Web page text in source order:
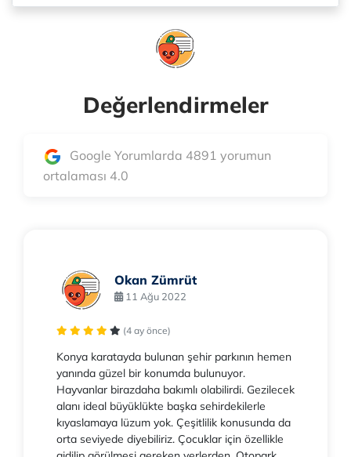
Değerlendirmeler
Google Yorumlarda 4891 yorumun
ortalaması 4.0
Okan Zümrüt
11 Ağu 2022
(4 ay önce)
Konya karatayda bulunan şehir parkının hemen
yanında güzel bir konumda bulunuyor.
Hayvanlar birazdaha bakımlı olabilirdi. Gezilecek
alanı ideal büyüklükte başka sehirdekilerle
kıyaslamaya lüzum yok. Çeşitlilik konusunda da
orta seviyede diyebiliriz. Çocuklar için özellikle